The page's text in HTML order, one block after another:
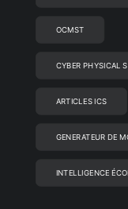
OCMST
CYBER PHYSICAL
ARTICLES ICS
GENERATEUR DE
INTELLIGENCE